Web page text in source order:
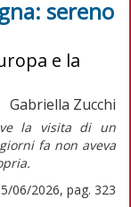
sereno
e la
Gabriella Zucchi
la visita di un
fa non aveva
06/2026, pag. 323